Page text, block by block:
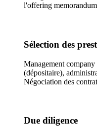
l'offering
Sélection des
Management
(dépositaire),
Négociation des
Due diligence